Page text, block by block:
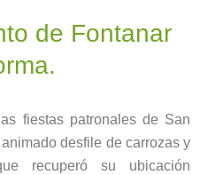
de Fontanar
fiestas patronales de San
desfile de carrozas y
recuperó su ubicación